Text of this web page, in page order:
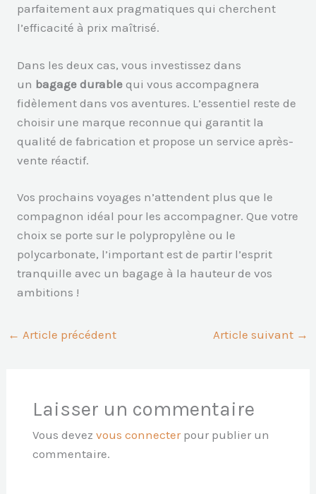
parfaitement aux pragmatiques qui cherchent
l’efficacité à prix maîtrisé.
Dans les deux cas, vous investissez dans
un bagage durable qui vous accompagnera
fidèlement dans vos aventures. L’essentiel reste de
choisir une marque reconnue qui garantit la
qualité de fabrication et propose un service après-
vente réactif.
Vos prochains voyages n’attendent plus que le
compagnon idéal pour les accompagner. Que votre
choix se porte sur le polypropylène ou le
polycarbonate, l’important est de partir l’esprit
tranquille avec un bagage à la hauteur de vos
ambitions !
← Article précédent Article suivant →
Laisser un commentaire
Vous devez vous connecterpour publier un
commentaire.